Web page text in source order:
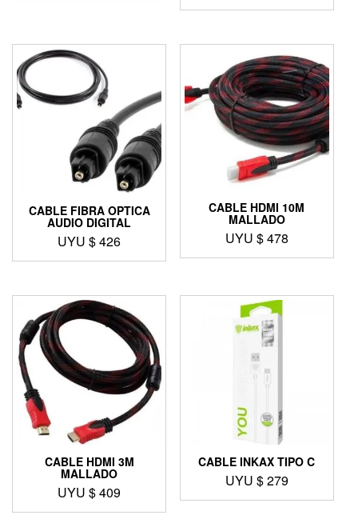
CABLE FIBRA OPTICA
AUDIO DIGITAL
UYU $426
CABLE HDMI 10M
MALLADO
UYU $478
CABLE HDMI 3M
MALLADO
UYU $409
CABLE INKAX TIPO C
UYU $279